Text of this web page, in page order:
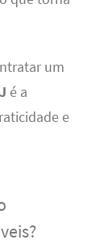
um
é a
e